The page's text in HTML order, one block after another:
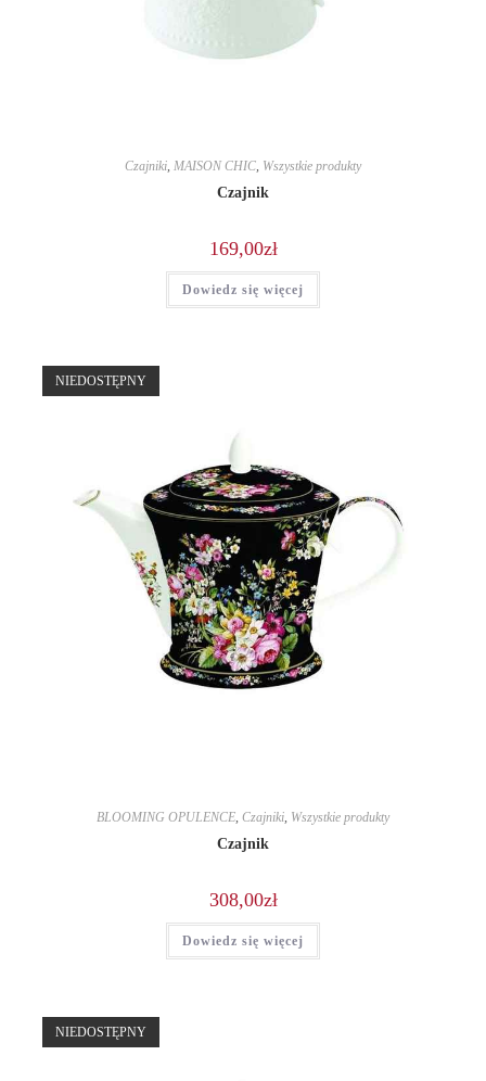
Czajniki, MAISON CHIC, Wszystkie produkty
Czajnik
169,00zł
Dowiedz się więcej
NIEDOSTĘPNY
BLOOMING OPULENCE, Czajniki, Wszystkie produkty
Czajnik
308,00zł
Dowiedz się więcej
NIEDOSTĘPNY